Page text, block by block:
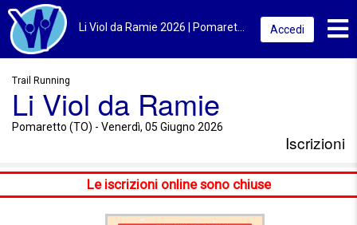
Accedi
Trail Running
Li Viol da Ramie
Pomaretto (TO) - Venerdì, 05 Giugno 2026
Iscrizioni
Le iscrizioni online sono chiuse